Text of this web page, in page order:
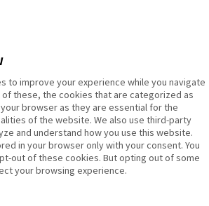
to improve your experience while you navigate
these, the cookies that are categorized as
browser as they are essential for the
of the website. We also use third-party
and understand how you use this website.
in your browser only with your consent. You
out of these cookies. But opting out of some
your browsing experience.